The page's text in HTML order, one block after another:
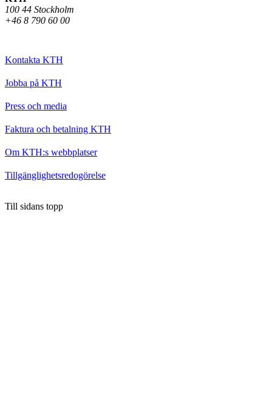
100 44 Stockholm
+46 8 790 60 00
Kontakta KTH
Jobba på KTH
Press och media
Faktura och betalning KTH
Om KTH:s webbplatser
Tillgänglighetsredogörelse
Till sidans topp